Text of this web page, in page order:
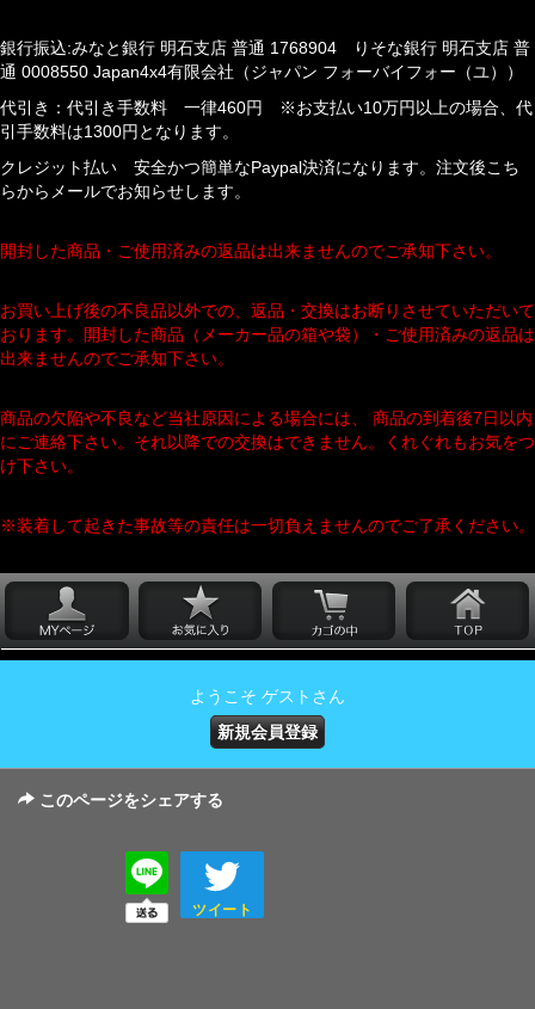
銀行振込:みなと銀行 明石支店 普通 1768904 りそな銀行 明石支店 普
通 0008550 Japan4x4有限会社（ジャパン フォーバイフォー（ユ））
代引き：代引き手数料 一律460円 ※お支払い10万円以上の場合、代
引手数料は1300円となります。
クレジット払い 安全かつ簡単なPaypal決済になります。注文後こち
らからメールでお知らせします。
開封した商品・ご使用済みの返品は出来ませんのでご承知下さい。
お買い上げ後の不良品以外での、返品・交換はお断りさせていただいて
おります。開封した商品（メーカー品の箱や袋）・ご使用済みの返品は
出来ませんのでご承知下さい。
商品の欠陥や不良など当社原因による場合には、 商品の到着後7日以内
にご連絡下さい。それ以降での交換はできません。くれぐれもお気をつ
け下さい。
※装着して起きた事故等の責任は一切負えませんのでご了承ください。
ようこそ ゲストさん
新規会員登録
このページをシェアする
ツイート